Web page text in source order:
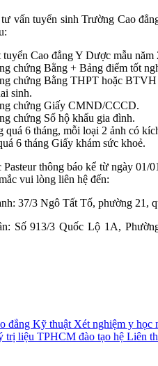
vấn tuyển sinh Trường Cao
Cao đẳng Y Dược mẫu năm
chứng Bằng + Bảng điểm tốt
chứng Bằng THPT hoặc BTVH
sinh.
chứng Giấy CMND/CCCD.
chứng Sổ hộ khẩu gia đình.
quá 6 tháng, mỗi loại 2 ảnh có
6 tháng Giấy khám sức khoẻ.
thông báo kể từ ngày
vui lòng liên hệ đến:
37/3 Ngô Tất Tố, phường 21,
Số 913/3 Quốc Lộ 1A,
đẳng Kỹ thuật Xét nghiệm y học
trị liệu TPHCM đào tạo hệ Liên